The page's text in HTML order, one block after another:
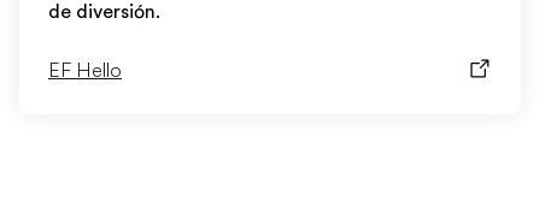
de diversión.
EF Hello